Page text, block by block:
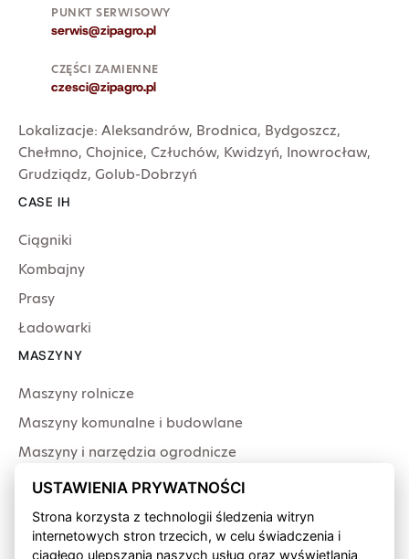
PUNKT SERWISOWY
serwis@zipagro.pl
CZĘŚCI ZAMIENNE
czesci@zipagro.pl
Lokalizacje: Aleksandrów, Brodnica, Bydgoszcz,
Chełmno, Chojnice, Człuchów, Kwidzyń, Inowrocław,
Grudziądz, Golub-Dobrzyń
CASE IH
Ciągniki
Kombajny
Prasy
Ładowarki
MASZYNY
Maszyny rolnicze
Maszyny komunalne i budowlane
Maszyny i narzędzia ogrodnicze
Producenci
USŁUGI
Serwis
USTAWIENIA PRYWATNOŚCI
Strona korzysta z technologii śledzenia witryn
internetowych stron trzecich, w celu świadczenia i
ciągłego ulepszania naszych usług oraz wyświetlania